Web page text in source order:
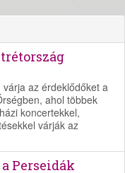
az érdeklődőket a
ahol többek
koncertekkel,
várják az
Perseidák